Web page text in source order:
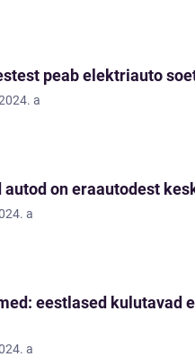
peab elektriauto
a
on eraautodest
a
eestlased kulutavad
a